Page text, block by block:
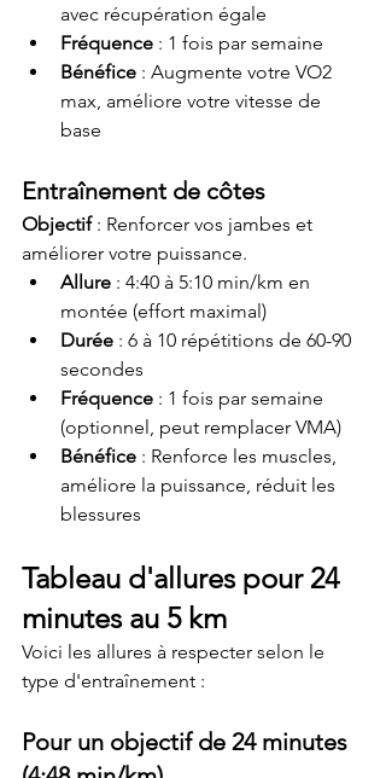
avec récupération égale
Fréquence : 1 fois par semaine
Bénéfice : Augmente votre VO2
max, améliore votre vitesse de
base
Entraînement de côtes
Objectif : Renforcer vos jambes et
améliorer votre puissance.
Allure : 4:40 à 5:10 min/km en
montée (effort maximal)
Durée : 6 à 10 répétitions de 60-90
secondes
Fréquence : 1 fois par semaine
(optionnel, peut remplacer VMA)
Bénéfice : Renforce les muscles,
améliore la puissance, réduit les
blessures
Tableau d'allures pour 24
minutes au 5 km
Voici les allures à respecter selon le
type d'entraînement :
Pour un objectif de 24 minutes